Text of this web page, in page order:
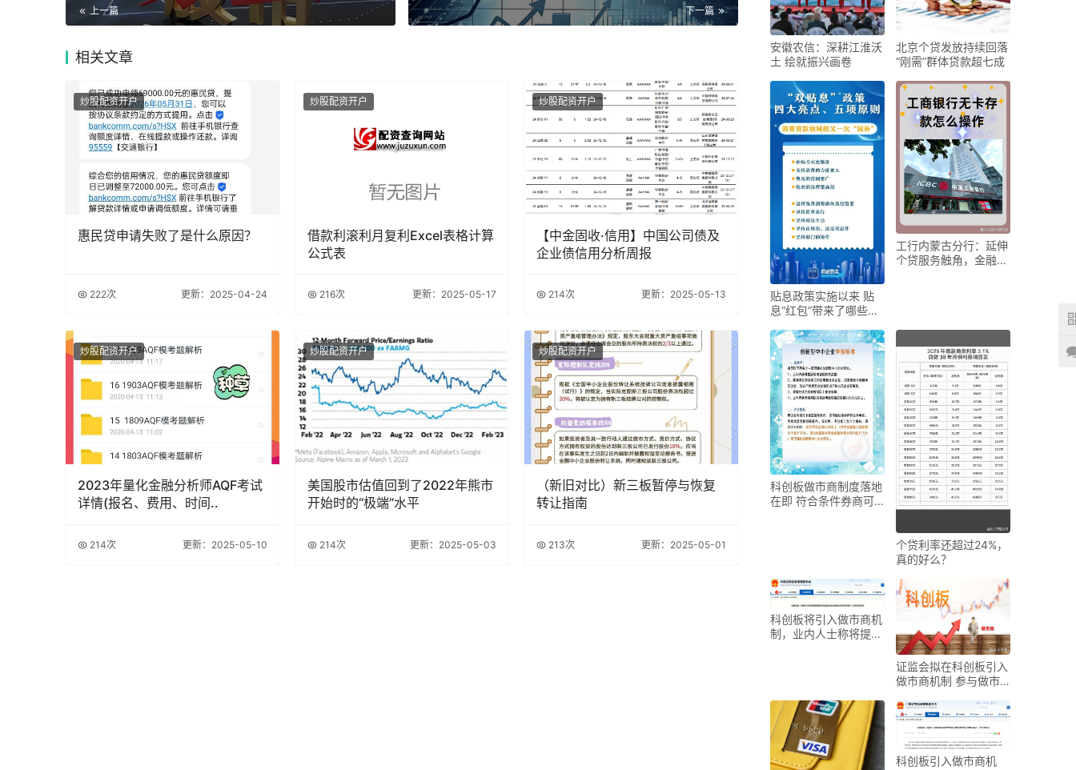
上一篇 下一篇
相关文章
炒股配资开户
惠民贷申请失败了是什么原因？
222次 更新：2025-04-24
炒股配资开户
借款利滚利月复利Excel表格计算
公式表
216次 更新：2025-05-17
炒股配资开户
【中金固收·信用】中国公司债及
企业债信用分析周报
214次 更新：2025-05-13
炒股配资开户
2023年量化金融分析师AQF考试
详情(报名、费用、时间..
214次 更新：2025-05-10
炒股配资开户
美国股市估值回到了2022年熊市
开始时的“极端”水平
214次 更新：2025-05-03
炒股配资开户
（新旧对比）新三板暂停与恢复
转让指南
213次 更新：2025-05-01
安徽农信：深耕江淮沃
土 绘就振兴画卷
北京个贷发放持续回落
“刚需”群体贷款超七成
贴息政策实施以来 贴
息“红包”带来了哪些红
工行内蒙古分行：延伸
个贷服务触角，金融活
科创板做市商制度落地
在即 符合条件券商可
个贷利率还超过24%，
真的好么？
科创板将引入做市商机
制，业内人士称将提高
证监会拟在科创板引入
做市商机制 参与做市
科创板引入做市商机